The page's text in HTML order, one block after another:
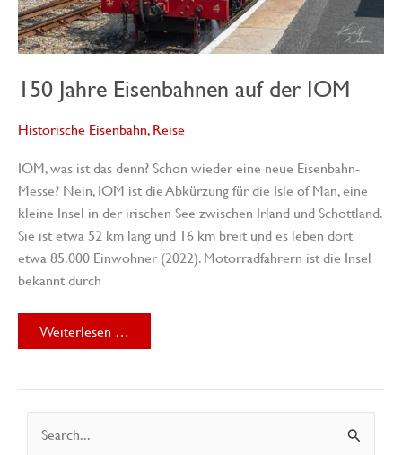
150 Jahre Eisenbahnen auf der IOM
Historische Eisenbahn, Reise
IOM, was ist das denn? Schon wieder eine neue Eisenbahn-
Messe? Nein, IOM ist die Abkürzung für die Isle of Man, eine
kleine Insel in der irischen See zwischen Irland und Schottland.
Sie ist etwa 52 km lang und 16 km breit und es leben dort
etwa 85.000 Einwohner (2022). Motorradfahrern ist die Insel
bekannt durch
150
Jahre
der
Weiterlesen …